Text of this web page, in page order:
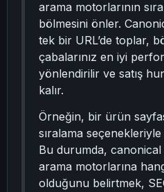
arama motorlarının
bölmesini önler.
tek bir URL’de toplar,
çabalarınız en iyi
yönlendirilir ve satış
kalır.
Örneğin, bir ürün
sıralama
Bu durumda,
arama motorlarına
olduğunu belirtmek,